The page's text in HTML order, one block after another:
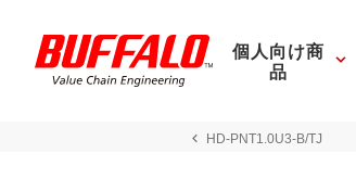
個人向け商
品
HD-PNT1.0U3-B/TJ